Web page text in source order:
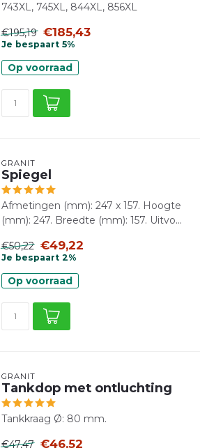
743XL, 745XL, 844XL, 856XL
€195,19 €185,43
Je bespaart 5%
Op voorraad
GRANIT
Spiegel
Afmetingen (mm): 247 x 157. Hoogte
(mm): 247. Breedte (mm): 157. Uitvo...
€50,22 €49,22
Je bespaart 2%
Op voorraad
GRANIT
Tankdop met ontluchting
Tankkraag Ø: 80 mm.
€47,47 €46,52